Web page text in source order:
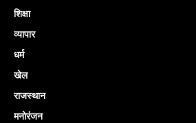
शिक्षा
व्यापार
धर्म
खेल
राजस्थान
मनोरंजन